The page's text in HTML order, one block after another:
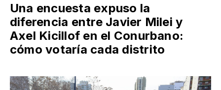
Una encuesta expuso la
diferencia entre Javier Milei y
Axel Kicillof en el Conurbano:
cómo votaría cada distrito